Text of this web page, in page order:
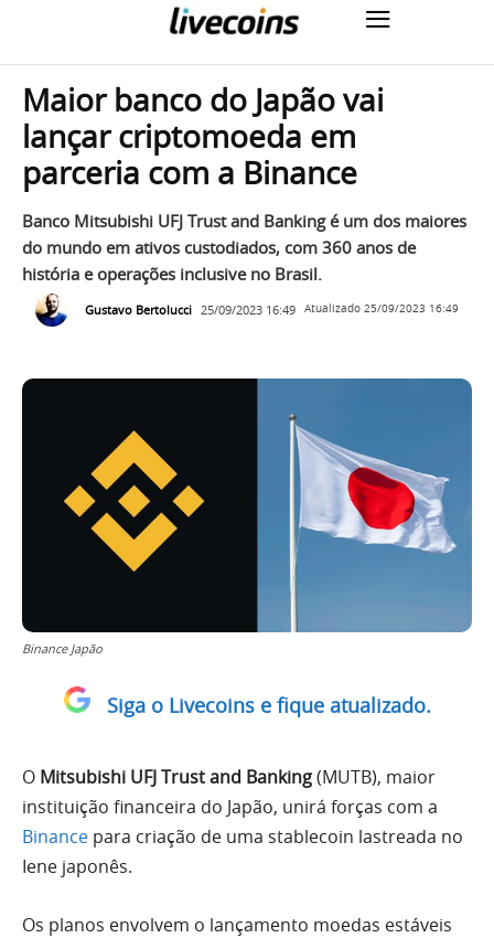
Maior banco do Japão vai
lançar criptomoeda em
parceria com a Binance
Banco Mitsubishi UFJ Trust and Banking é um dos maiores
do mundo em ativos custodiados, com 360 anos de
história e operações inclusive no Brasil.
Gustavo Bertolucci 25/09/2023 16:49 Atualizado 25/09/2023 16:49
Binance Japão
Siga o Livecoins e fique atualizado.
O Mitsubishi UFJ Trust and Banking(MUTB), maior
instituição financeira do Japão, unirá forças com a
Binance para criação de uma stablecoin lastreada no
Iene japonês.
Os planos envolvem o lançamento moedas estáveis